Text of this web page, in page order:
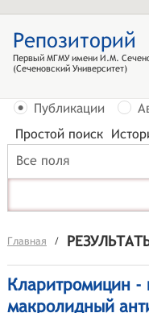
Репозиторий
Первый МГМУ имени И.М.
(Сеченовский Университет)
Публикации
Простой поиск
Все поля
Главная /
Кларитромицин -
макролидный